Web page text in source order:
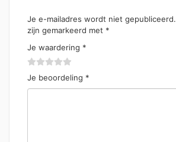
Je e-mailadres wordt niet gepubliceerd.
zijn gemarkeerd met *
Je waardering *
Je beoordeling *